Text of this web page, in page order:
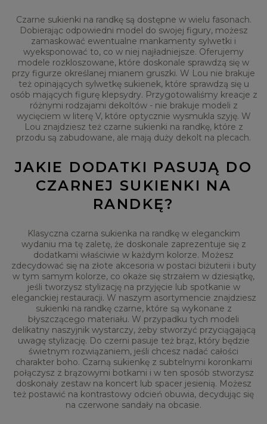
Czarne sukienki na randkę są dostępne w wielu fasonach.
Dobierając odpowiedni model do swojej figury, możesz
zamaskować ewentualne mankamenty sylwetki i
wyeksponować to, co w niej najładniejsze. Oferujemy
modele rozkloszowane, które doskonale sprawdzą się w
przy figurze określanej mianem gruszki. W Lou nie brakuje
też opinających sylwetkę sukienek, które sprawdzą się u
osób mających figurę klepsydry. Przygotowaliśmy kreacje z
różnymi rodzajami dekoltów - nie brakuje modeli z
wycięciem w literę V, które optycznie wysmukla szyję. W
Lou znajdziesz też czarne sukienki na randkę, które z
przodu są zabudowane, ale mają duży dekolt na plecach.
JAKIE DODATKI PASUJĄ DO
CZARNEJ SUKIENKI NA
RANDKĘ?
Klasyczna czarna sukienka na randkę w eleganckim
wydaniu ma tę zaletę, że doskonale zaprezentuje się z
dodatkami właściwie w każdym kolorze. Możesz
zdecydować się na złote akcesoria w postaci biżuterii i buty
w tym samym kolorze, co okaże się strzałem w dziesiątkę,
jeśli tworzysz stylizację na przyjęcie lub spotkanie w
eleganckiej restauracji. W naszym asortymencie znajdziesz
sukienki na randkę czarne, które są wykonane z
błyszczącego materiału. W przypadku tych modeli
delikatny naszyjnik wystarczy, żeby stworzyć przyciągającą
uwagę stylizację. Do czerni pasuje też brąz, który będzie
świetnym rozwiązaniem, jeśli chcesz nadać całości
charakter boho. Czarną sukienkę z subtelnymi koronkami
połączysz z brązowymi botkami i w ten sposób stworzysz
doskonały zestaw na koncert lub spacer jesienią. Możesz
też postawić na kontrastowy odcień obuwia, decydując się
na czerwone sandały na obcasie.